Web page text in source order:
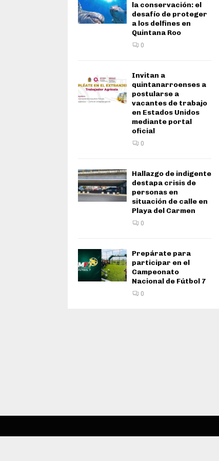
la conservación: el
desafío de proteger
a los delfines en
Quintana Roo
0
Invitan a
quintanarroenses a
postularse a
vacantes de trabajo
en Estados Unidos
mediante portal
oficial
0
Hallazgo de indigente
destapa crisis de
personas en
situación de calle en
Playa del Carmen
0
Prepárate para
participar en el
Campeonato
Nacional de Fútbol 7
0